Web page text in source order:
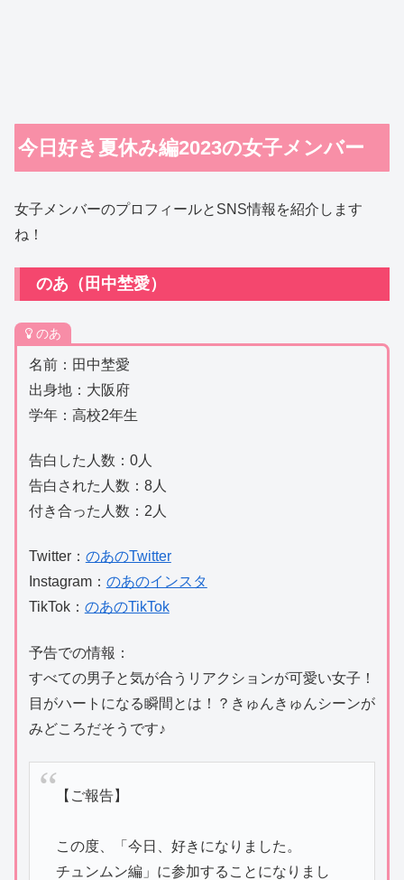
今日好き夏休み編2023の女子メンバー
女子メンバーのプロフィールとSNS情報を紹介します
ね！
のあ（田中埜愛）
のあ
名前：田中埜愛
出身地：大阪府
学年：高校2年生
告白した人数：0人
告白された人数：8人
付き合った人数：2人
Twitter： のあのTwitter
Instagram： のあのインスタ
TikTok： のあのTikTok
予告での情報：
すべての男子と気が合うリアクションが可愛い女子！
目がハートになる瞬間とは！？きゅんきゅんシーンが
みどころだそうです♪
【ご報告】
この度、「今日、好きになりました。
チュンムン編」に参加することになりまし